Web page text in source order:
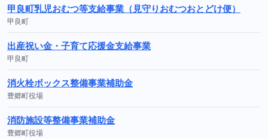
甲良町乳児おむつ等支給事業（見守りおむつおとどけ便）
甲良町
出産祝い金・子育て応援金支給事業
甲良町
消火栓ボックス整備事業補助金
豊郷町役場
消防施設等整備事業補助金
豊郷町役場